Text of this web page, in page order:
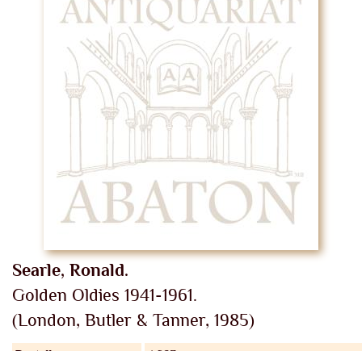
Searle, Ronald.
Golden Oldies 1941-1961.
(London, Butler & Tanner, 1985)